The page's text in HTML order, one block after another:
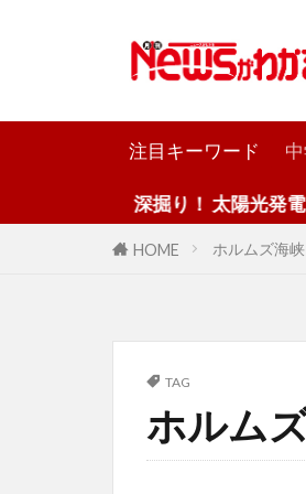
注目キーワード
深掘り！ 太陽光発電
HOME ホルムズ海峡
TAG
ホルム